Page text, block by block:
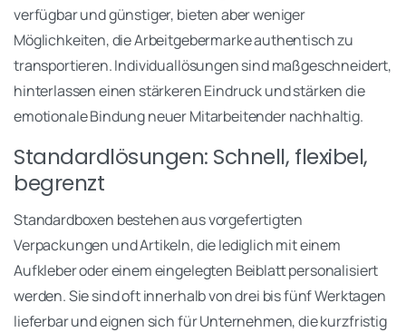
verfügbar und günstiger, bieten aber weniger
Möglichkeiten, die Arbeitgebermarke authentisch zu
transportieren. Individuallösungen sind maßgeschneidert,
hinterlassen einen stärkeren Eindruck und stärken die
emotionale Bindung neuer Mitarbeitender nachhaltig.
Standardlösungen: Schnell, flexibel,
begrenzt
Standardboxen bestehen aus vorgefertigten
Verpackungen und Artikeln, die lediglich mit einem
Aufkleber oder einem eingelegten Beiblatt personalisiert
werden. Sie sind oft innerhalb von drei bis fünf Werktagen
lieferbar und eignen sich für Unternehmen, die kurzfristig